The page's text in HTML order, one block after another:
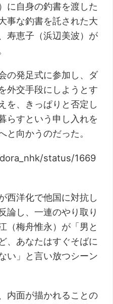
に自身の釣書を渡した
事な釣書を託された大
寿恵子（浜辺美波）が
の発足式に参加し、ダ
外交手段にしようとす
を、きっぱりと否定し
らすという申し入れを
と向かうのだった。
status/1669
西洋化で他国に対抗し
論し、一連のやり取り
（梅舟惟永）が「男と
、あなたはすぐそばに
い」と言い放つシーン
内面が描かれることの